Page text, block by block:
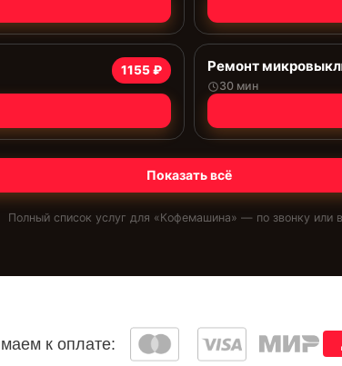
1155 ₽ Ремонт
30 мин
Показать всё
Полный список услуг для «Кофемашина» — по звонку или
к оплате: